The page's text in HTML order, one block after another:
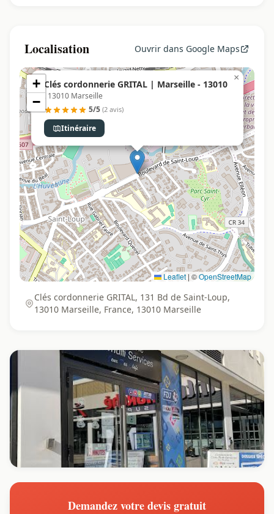
Localisation Ouvrir dans Google Maps
Clés cordonnerie GRITAL | Marseille - 13010
, 13010 Marseille
5/5 (2 avis)
Itinéraire
×
+
−
Leaflet | ©OpenStreetMap
Clés cordonnerie GRITAL, 131 Bd de Saint-Loup,
13010 Marseille, France, 13010 Marseille
Demandez votre devis gratuit